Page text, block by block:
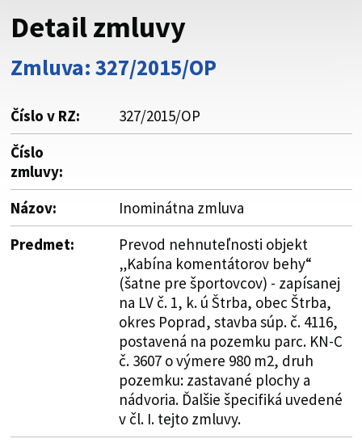
Buďte pozorní a vždy sa uistite, že zdieľate informácie iba
cez zabezpečenú webovú stránku. Zabezpečená stránka
vždy začína https:// pred názvom domény webového sídla.
Detail zmluvy
Zmluva: 327/2015/OP
Číslo v RZ:
327/2015/OP
Číslo
zmluvy:
Názov:
Inominátna zmluva
Predmet:
Prevod nehnuteľnosti objekt
„Kabína komentátorov behy“
(šatne pre športovcov) - zapísanej
na LV č. 1, k. ú Štrba, obec Štrba,
okres Poprad, stavba súp. č. 4116,
postavená na pozemku parc. KN-C
č. 3607 o výmere 980 m2, druh
pozemku: zastavané plochy a
nádvoria. Ďalšie špecifiká uvedené
v čl. I. tejto zmluvy.